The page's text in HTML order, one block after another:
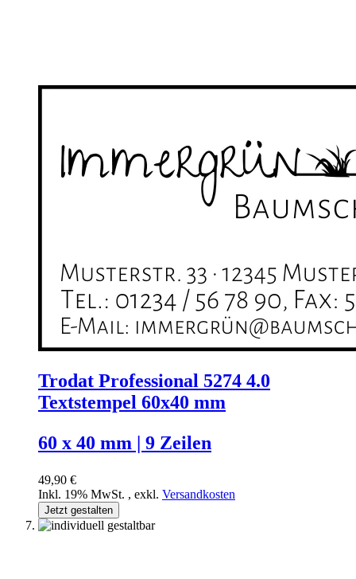
Trodat Professional 5274 4.0
Textstempel 60x40 mm
60 x 40 mm | 9 Zeilen
49,90 €
Inkl. 19% MwSt. , exkl. Versandkosten
Jetzt gestalten